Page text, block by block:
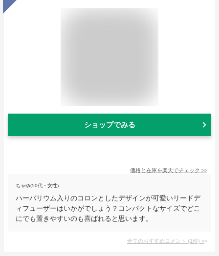
ショップでみる
価格と在庫を楽天でチェック >>
ちゃゆ(50代・女性)
ハーバリウム入りのコロンとしたデザインが可愛いリードデ
ィフューザーはいかがでしょう？コンパクトなサイズでどこ
にでも置きやすいのも喜ばれると思います。
全てのおすすめコメント (1件) >